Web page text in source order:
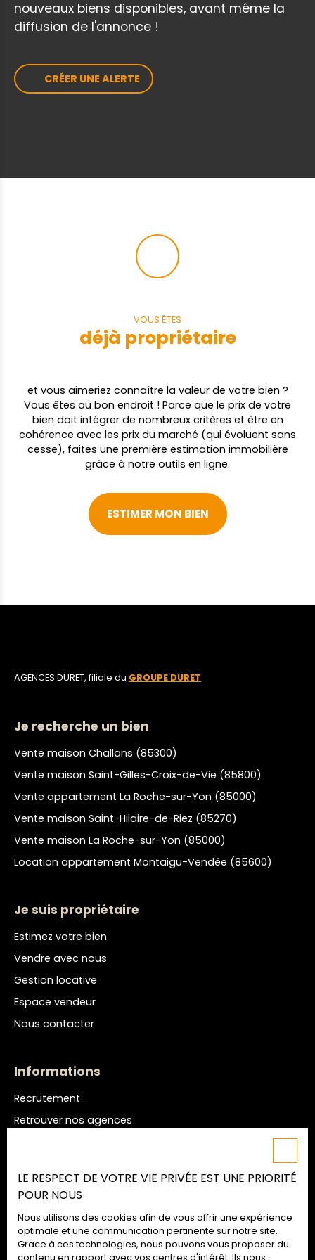
l'Agence DURET. NIB
nouveaux biens disponibles, avant même la
diffusion de l'annonce !
CRÉER UNE ALERTE
VOUS ÊTES
déjà propriétaire
et vous aimeriez connaître la valeur de votre bien ?
Vous êtes au bon endroit ! Parce que le prix de votre
bien doit intégrer de nombreux critères et être en
cohérence avec les prix du marché (qui évoluent sans
cesse), faites une première estimation immobilière
grâce à notre outils en ligne.
ESTIMER MON BIEN
AGENCES DURET, filiale du GROUPE DURET
Je recherche un bien
Vente maison Challans (85300)
Vente maison Saint-Gilles-Croix-de-Vie (85800)
Vente appartement La Roche-sur-Yon (85000)
Vente maison Saint-Hilaire-de-Riez (85270)
Vente maison La Roche-sur-Yon (85000)
Location appartement Montaigu-Vendée (85600)
Je suis propriétaire
Estimez votre bien
Vendre avec nous
Gestion locative
Espace vendeur
Nous contacter
Informations
Recrutement
Retrouver nos agences
Politique de confidentialité
Gérer les cookies
Propulsé par
LE RESPECT DE VOTRE VIE PRIVÉE EST UNE PRIORITÉ
POUR NOUS
Nous utilisons des cookies afin de vous offrir une expérience
optimale et une communication pertinente sur notre site.
Grace à ces technologies, nous pouvons vous proposer du
contenu en rapport avec vos centres d'intérêt. Ils nous